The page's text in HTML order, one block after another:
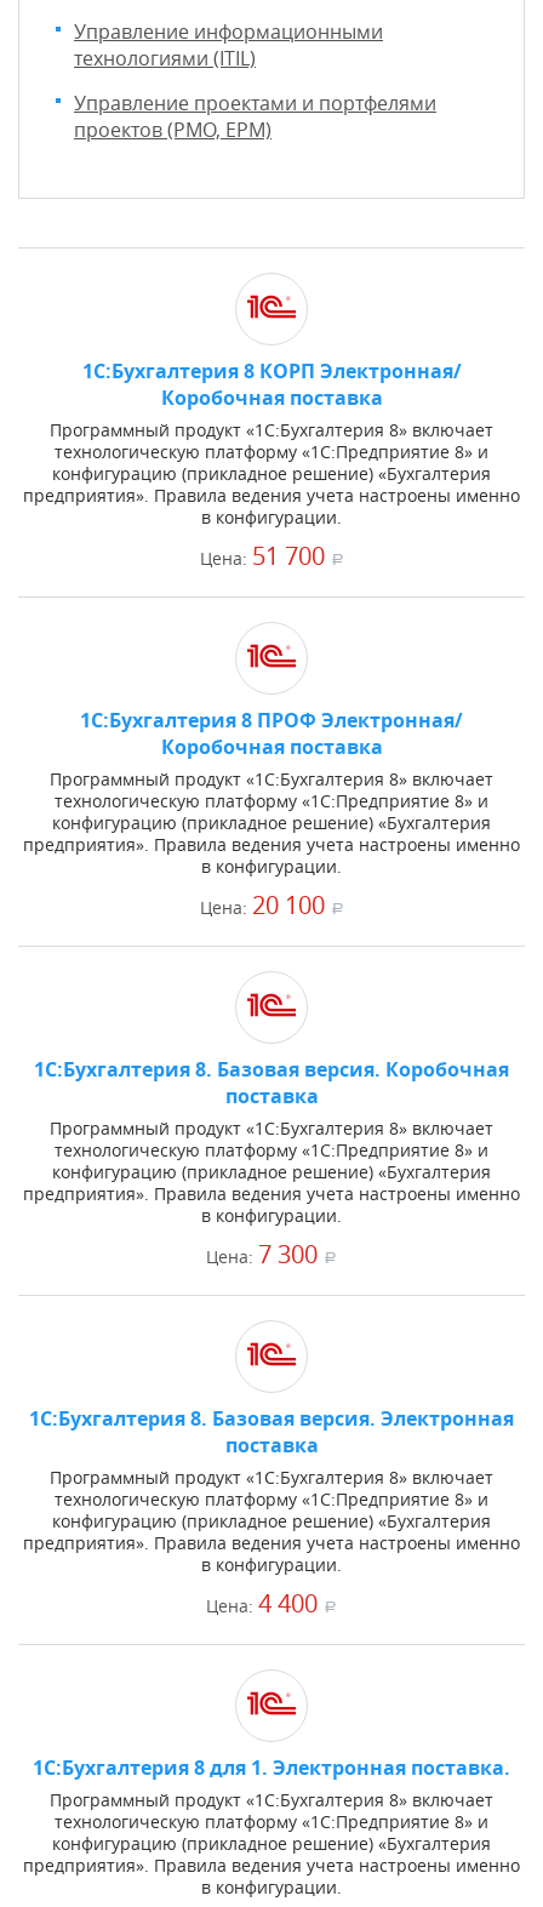
Управление информационными
технологиями (ITIL)
Управление проектами и портфелями
проектов (PMO, EPM)
1С:Бухгалтерия 8 КОРП Электронная/
Коробочная поставка
Программный продукт «1С:Бухгалтерия 8» включает
технологическую платформу «1С:Предприятие 8» и
конфигурацию (прикладное решение) «Бухгалтерия
предприятия». Правила ведения учета настроены именно
в конфигурации.
Цена: 51 700 a
1С:Бухгалтерия 8 ПРОФ Электронная/
Коробочная поставка
Программный продукт «1С:Бухгалтерия 8» включает
технологическую платформу «1С:Предприятие 8» и
конфигурацию (прикладное решение) «Бухгалтерия
предприятия». Правила ведения учета настроены именно
в конфигурации.
Цена: 20 100 a
1С:Бухгалтерия 8. Базовая версия. Коробочная
поставка
Программный продукт «1С:Бухгалтерия 8» включает
технологическую платформу «1С:Предприятие 8» и
конфигурацию (прикладное решение) «Бухгалтерия
предприятия». Правила ведения учета настроены именно
в конфигурации.
Цена: 7 300 a
1С:Бухгалтерия 8. Базовая версия. Электронная
поставка
Программный продукт «1С:Бухгалтерия 8» включает
технологическую платформу «1С:Предприятие 8» и
конфигурацию (прикладное решение) «Бухгалтерия
предприятия». Правила ведения учета настроены именно
в конфигурации.
Цена: 4 400 a
1С:Бухгалтерия 8 для 1. Электронная поставка.
Программный продукт «1С:Бухгалтерия 8» включает
технологическую платформу «1С:Предприятие 8» и
конфигурацию (прикладное решение) «Бухгалтерия
предприятия». Правила ведения учета настроены именно
в конфигурации.